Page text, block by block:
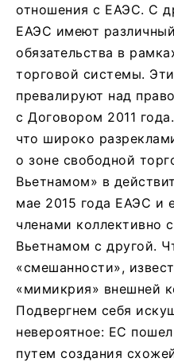
отношения с ЕАЭС. С
ЕАЭС имеют
обязательства в
торговой системы.
превалируют над
с Договором 2011
что широко
о зоне свободной
Вьетнамом» в
мае 2015 года ЕАЭС и
членами коллективно
Вьетнамом с другой.
«смешанности»,
«мимикрия» внешней
Подвергнем себя
невероятное: ЕС
путем создания